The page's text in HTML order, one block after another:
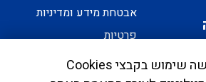
אבטחת מידע ומדיניות
פרטיות
הסדרי נגישות
האתר עושה שימוש בקבצי Cookies